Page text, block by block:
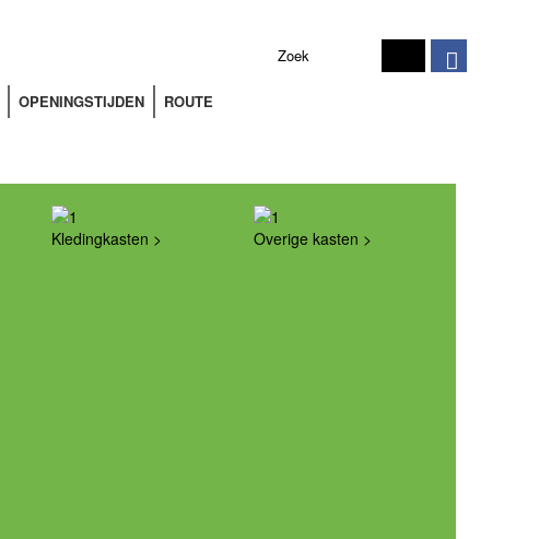
OPENINGSTIJDEN ROUTE
Kledingkasten Overige kasten